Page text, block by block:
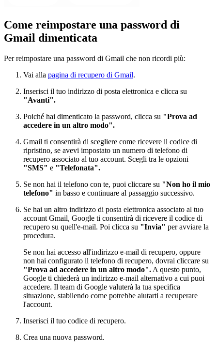
Come reimpostare una password di
Gmail dimenticata
Per reimpostare una password di Gmail che non ricordi più:
Vai alla pagina di recupero di Gmail.
Inserisci il tuo indirizzo di posta elettronica e clicca su
"Avanti".
Poiché hai dimenticato la password, clicca su "Prova ad
accedere in un altro modo".
Gmail ti consentirà di scegliere come ricevere il codice di
ripristino, se avevi impostato un numero di telefono di
recupero associato al tuo account. Scegli tra le opzioni
"SMS" e "Telefonata".
Se non hai il telefono con te, puoi cliccare su "Non ho il mio
telefono" in basso e continuare al passaggio successivo.
Se hai un altro indirizzo di posta elettronica associato al tuo
account Gmail, Google ti consentirà di ricevere il codice di
recupero su quell'e-mail. Poi clicca su "Invia" per avviare la
procedura.
Se non hai accesso all'indirizzo e-mail di recupero, oppure
non hai configurato il telefono di recupero, dovrai cliccare su
"Prova ad accedere in un altro modo". A questo punto,
Google ti chiederà un indirizzo e-mail alternativo a cui puoi
accedere. Il team di Google valuterà la tua specifica
situazione, stabilendo come potrebbe aiutarti a recuperare
l'account.
Inserisci il tuo codice di recupero.
Crea una nuova password.